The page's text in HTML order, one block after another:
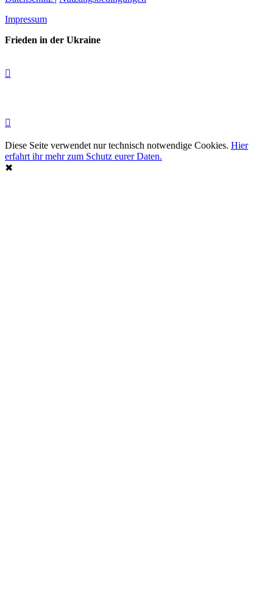
Impressum
Frieden in der Ukraine
Diese Seite verwendet nur technisch notwendige Cookies. Hier
erfahrt ihr mehr zum Schutz eurer Daten.
✖